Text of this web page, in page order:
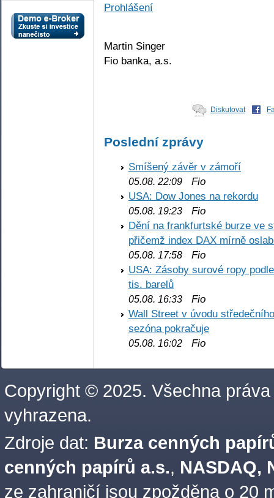
Prohlášení
Martin Singer
Fio banka, a.s.
Diskutovat
Poslední zprávy
Smíšený závěr v zámoří
05.08. 22:09 Fio
USA: Dow Jones na rekordu
05.08. 19:23 Fio
Dění na frankfurtské burze ve
přičemž index DAX mírně
05.08. 17:58 Fio
USA: Zásoby surové ropy
tis. barelů
05.08. 16:33 Fio
Wall Street v úvodu
sezóna pokračuje
05.08. 16:02 Fio
Copyright © 2025. Všechna práva
vyhrazena.
Zdroje dat: Burza cenných
cenných papírů a.s., NASDAQ,
ze zahraničí jsou zpožděna o 20